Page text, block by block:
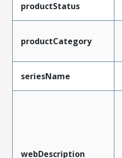
productStatus
productCategory
seriesName
webDescription